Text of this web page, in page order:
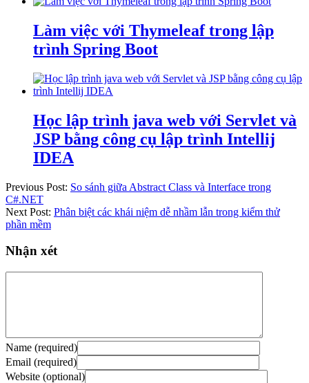
Làm việc với Thymeleaf trong lập
trình Spring Boot
Học lập trình java web với Servlet và
JSP bằng công cụ lập trình Intellij
IDEA
Previous Post: So sánh giữa Abstract Class và Interface trong
C#.NET
Next Post: Phân biệt các khái niệm dễ nhầm lẫn trong kiểm thử
phần mềm
Nhận xét
Name (required)
Email (required)
Website (optional)